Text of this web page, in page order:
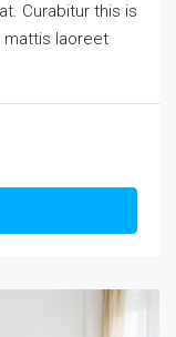
Curabitur this is
mattis laoreet